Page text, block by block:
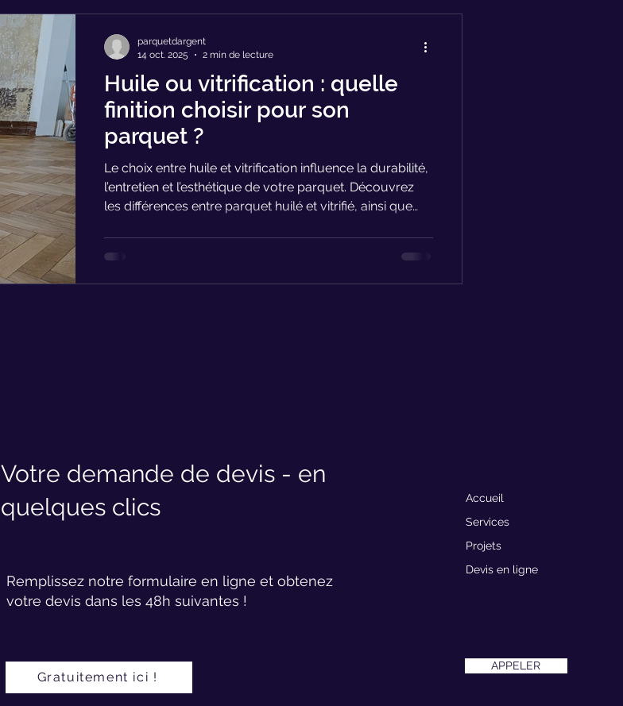
Huile ou vitrification : quelle
finition choisir pour son
parquet ?
Le choix entre huile et vitrification influence la durabilité,
l’entretien et l’esthétique de votre parquet. Découvrez
les différences entre parquet huilé et vitrifié, ainsi que
parquetdargent
14 oct. 2025
2 min de lecture
Votre demande de devis - en
quelques clics
Remplissez notre formulaire en ligne et obtenez
votre devis dans les 48h suivantes !
Gratuitement ici !
Accueil
Services
Projets
Devis en ligne
APPELER